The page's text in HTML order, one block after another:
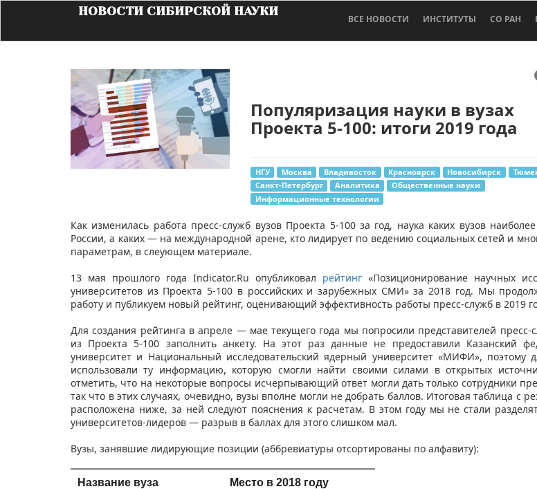
НОВОСТИ СИБИРСКОЙ НАУКИ
ВСЕ НОВОСТИ ИНСТИТУТЫ СО РАН
Популяризация науки в вузах
Проекта 5-100: итоги 2019 года
НГУ Москва Владивосток Красноярск Новосибирск
Санкт-Петербург
Аналитика
Общественные науки
Информационные технологии
​Как изменилась работа пресс-служб вузов Проекта 5-100 за год, наука каких вузов
России, а каких — на международной арене, кто лидирует по ведению социальных сетей и
параметрам, в слеующем материале.
13 мая прошлого года Indicator.Ru опубликовал рейтинг «Позиционирование научных
университетов из Проекта 5-100 в российских и зарубежных СМИ» за 2018 год. Мы
работу и публикуем новый рейтинг, оценивающий эффективность работы пресс-служб в 2019
Для создания рейтинга в апреле — мае текущего года мы попросили представителей пресс-
из Проекта 5-100 заполнить анкету. На этот раз данные не предоставили Казанский
университет и Национальный исследовательский ядерный университет «МИФИ», поэтому
использовали ту информацию, которую смогли найти своими силами в открытых
отметить, что на некоторые вопросы исчерпывающий ответ могли дать только сотрудники
так что в этих случаях, очевидно, вузы вполне могли не добрать баллов. Итоговая таблица с
расположена ниже, за ней следуют пояснения к расчетам. В этом году мы не стали
университетов-лидеров — разрыв в баллах для этого слишком мал.
Вузы, занявшие лидирующие позиции (аббревиатуры отсортированы по алфавиту):
Название вуза Место в 2018 году